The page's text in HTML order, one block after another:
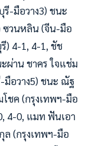
รี-มือวาง3) ชนะ
ซวนหลิน (จีน-มือ
) 4-1, 4-1, ชัช
ผ่าน ชาคร ใจแช่ม
มือวาง5) ชนะ ณัฐ
ชค (กรุงเทพฯ-มือ
4-0, แมท ฟันเอา
(กรุงเทพฯ-มือ